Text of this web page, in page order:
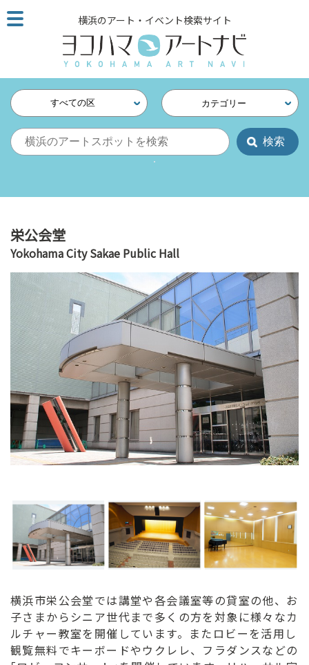
こ
の
ジ
そ
ま
ー
へ
リ
ン
キ
ッ
プ
事
横浜のアート・イベント検索サイト
すべての区 カテゴリー
栄公会堂
Yokohama City Sakae Public Hall
横浜市栄公会堂では講堂や各会議室等の貸室の他、お
子さまからシニア世代まで多くの方を対象に様々なカ
ルチャー教室を開催しています。またロビーを活用し
観覧無料でキーボードやウクレレ、フラダンスなどの